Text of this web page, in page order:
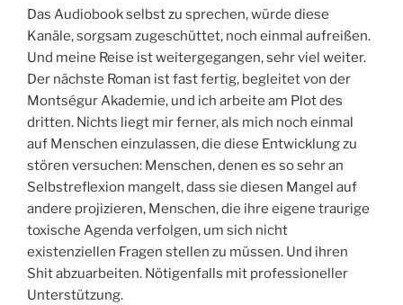
Das Audiobook selbst zu sprechen, würde diese
Kanäle, sorgsam zugeschüttet, noch einmal aufreißen.
Und meine Reise ist weitergegangen, sehr viel weiter.
Der nächste Roman ist fast fertig, begleitet von der
Montségur Akademie, und ich arbeite am Plot des
dritten. Nichts liegt mir ferner, als mich noch einmal
auf Menschen einzulassen, die diese Entwicklung zu
stören versuchen: Menschen, denen es so sehr an
Selbstreflexion mangelt, dass sie diesen Mangel auf
andere projizieren, Menschen, die ihre eigene traurige
toxische Agenda verfolgen, um sich nicht
existenziellen Fragen stellen zu müssen. Und ihren
Shit abzuarbeiten. Nötigenfalls mit professioneller
Unterstützung.